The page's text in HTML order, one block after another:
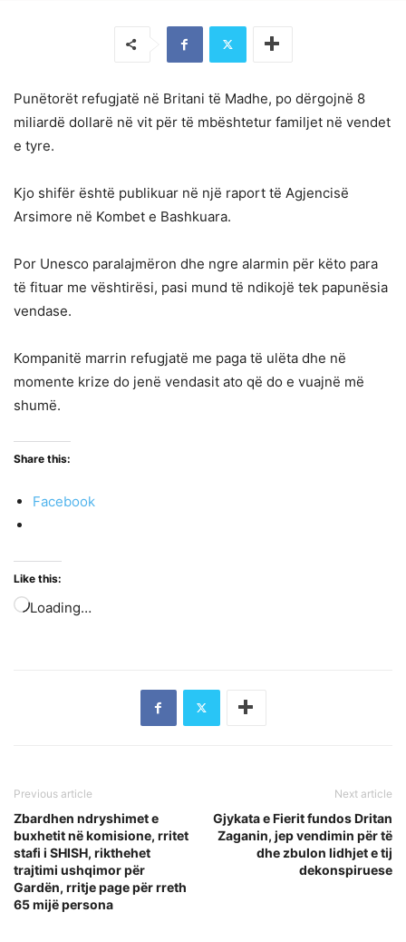
Punëtorët refugjatë në Britani të Madhe, po dërgojnë 8
miliardë dollarë në vit për të mbështetur familjet në vendet
e tyre.
Kjo shifër është publikuar në një raport të Agjencisë
Arsimore në Kombet e Bashkuara.
Por Unesco paralajmëron dhe ngre alarmin për këto para
të fituar me vështirësi, pasi mund të ndikojë tek papunësia
vendase.
Kompanitë marrin refugjatë me paga të ulëta dhe në
momente krize do jenë vendasit ato që do e vuajnë më
shumë.
Share this:
Facebook
Like this:
Loading…
Previous article
Zbardhen ndryshimet e
buxhetit në komisione, rritet
stafi i SHISH, rikthehet
trajtimi ushqimor për
Gardën, rritje page për rreth
65 mijë persona
Next article
Gjykata e Fierit fundos Dritan
Zaganin, jep vendimin për të
dhe zbulon lidhjet e tij
dekonspiruese